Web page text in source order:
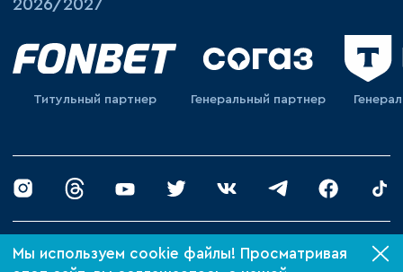
Мы используем cookie файлы! Просматривая
2026/2027
Титульный партнер Генеральный партнер
© 2026 «ХК Барыс»